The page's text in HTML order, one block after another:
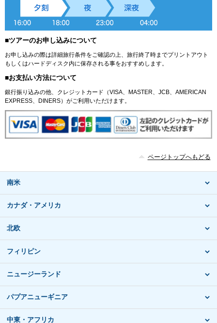
■ツアーのお申し込みについて
お申し込みの際は詳細旅行条件をご確認の上、旅行終了時までプリントアウト
もしくはハードディスク内に保存される事をおすすめします。
■お支払い方法について
銀行振り込みの他、クレジットカード（VISA、MASTER、JCB、AMERICAN
EXPRESS、DINERS）がご利用いただけます。
ページトップへもどる
南米
カナダ・アメリカ
北欧
フィリピン
ニュージーランド
パプアニューギニア
中東・アフリカ